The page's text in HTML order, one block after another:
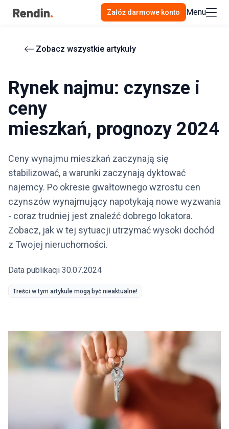
Załóż darmowe konto Menu
Zobacz wszystkie artykuły
Rynek najmu: czynsze i
ceny
mieszkań, prognozy 2024
Ceny wynajmu mieszkań zaczynają się
stabilizować, a warunki zaczynają dyktować
najemcy. Po okresie gwałtownego wzrostu cen
czynszów wynajmujący napotykają nowe wyzwania
- coraz trudniej jest znaleźć dobrego lokatora.
Zobacz, jak w tej sytuacji utrzymać wysoki dochód
z Twojej nieruchomości.
Data publikacji 30.07.2024
Treści w tym artykule mogą być nieaktualne!